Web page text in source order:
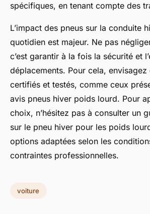
spécifiques, en tenant compte des
L’impact des pneus sur la conduite
quotidien est majeur. Ne pas
c’est garantir à la fois la sécurité et
déplacements. Pour cela, envisagez
certifiés et testés, comme ceux
avis pneus hiver poids lourd. Pour
choix, n’hésitez pas à consulter un
sur le pneu hiver pour les poids
options adaptées selon les
contraintes professionnelles.
voiture